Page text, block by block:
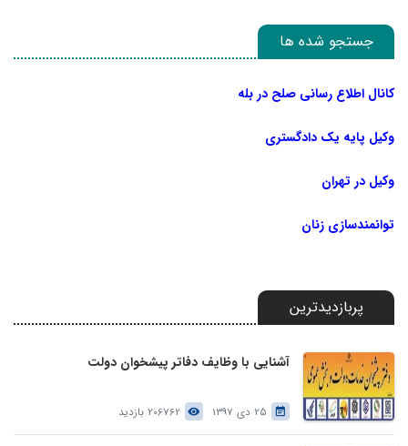
جستجو شده ها
کانال اطلاع رسانی صلح در بله
وکیل پایه یک دادگستری
وکیل در تهران
توانمندسازی زنان
پربازدیدترین
آشنایی با وظایف دفاتر پیشخوان دولت
25 دی 1397 206762 بازدید